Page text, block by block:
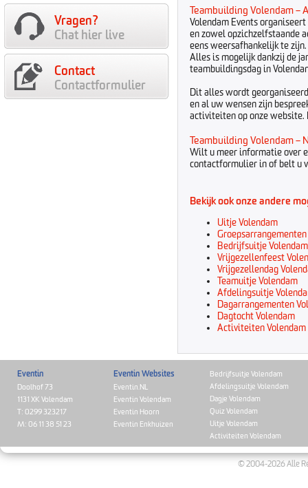
Vragen?
Chat hier live
Contact
Contactformulier
Teambuilding Volendam –
Volendam Events
en zowel opzichzelfstaande
eens weersafhankelijk te
Alles is mogelijk dankzij de
teambuildingsdag in
Dit alles wordt
en al uw wensen zijn
activiteiten op onze website.
Teambuilding Volendam –
Wilt u meer informatie over
contactformulier in of belt u
Bekijk ook onze andere
Uitje Volendam
Bedrijfsuitje Volendam
Vrijgezellenfeest
Vrijgezellendag
Teamuitje Volendam
Afdelingsuitje
Dagarrangementen
Dagtocht Volendam
Activiteiten Volendam
Eventin
Doolhof 73
1131 XK Volendam
T: 0299 323217
M: 06 11 38 51 23
Eventin Websites
Eventin.NL
Eventin Volendam
Eventin Hoorn
Eventin Enkhuizen
Bedrijfsuitje Volendam
Afdelingsuitje Volendam
Dagje Volendam
Quiz Volendam
Uitje Volendam
Activiteiten Volendam
© 2004-2026 Alle